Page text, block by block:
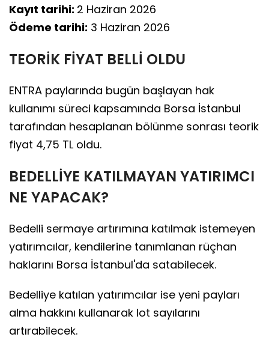
Kayıt tarihi: 2 Haziran 2026
Ödeme tarihi: 3 Haziran 2026
TEORİK FİYAT BELLİ OLDU
ENTRA paylarında bugün başlayan hak
kullanımı süreci kapsamında Borsa İstanbul
tarafından hesaplanan bölünme sonrası teorik
fiyat 4,75 TL oldu.
BEDELLİYE KATILMAYAN YATIRIMCI
NE YAPACAK?
Bedelli sermaye artırımına katılmak istemeyen
yatırımcılar, kendilerine tanımlanan rüçhan
haklarını Borsa İstanbul'da satabilecek.
Bedelliye katılan yatırımcılar ise yeni payları
alma hakkını kullanarak lot sayılarını
artırabilecek.